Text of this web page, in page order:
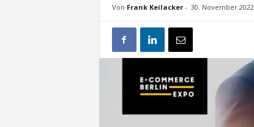
e
Von Frank Keilacker- 30. November 2022